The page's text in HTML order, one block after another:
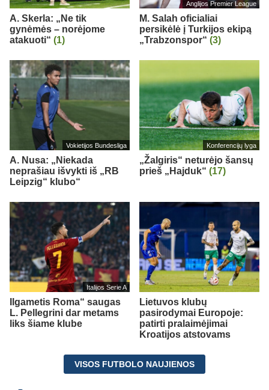
A. Skerla: „Ne tik
gynėmės – norėjome
atakuoti“ (1)
Anglijos Premier League
M. Salah oficialiai
persikėlė į Turkijos ekipą
„Trabzonspor“ (3)
Vokietijos Bundesliga
A. Nusa: „Niekada
neprašiau išvykti iš „RB
Leipzig“ klubo“
Konferencijų lyga
„Žalgiris“ neturėjo šansų
prieš „Hajduk“ (17)
Italijos Serie A
Ilgametis Roma“ saugas
L. Pellegrini dar metams
liks šiame klube
Lietuvos klubų
pasirodymai Europoje:
patirti pralaimėjimai
Kroatijos atstovams
VISOS FUTBOLO NAUJIENOS